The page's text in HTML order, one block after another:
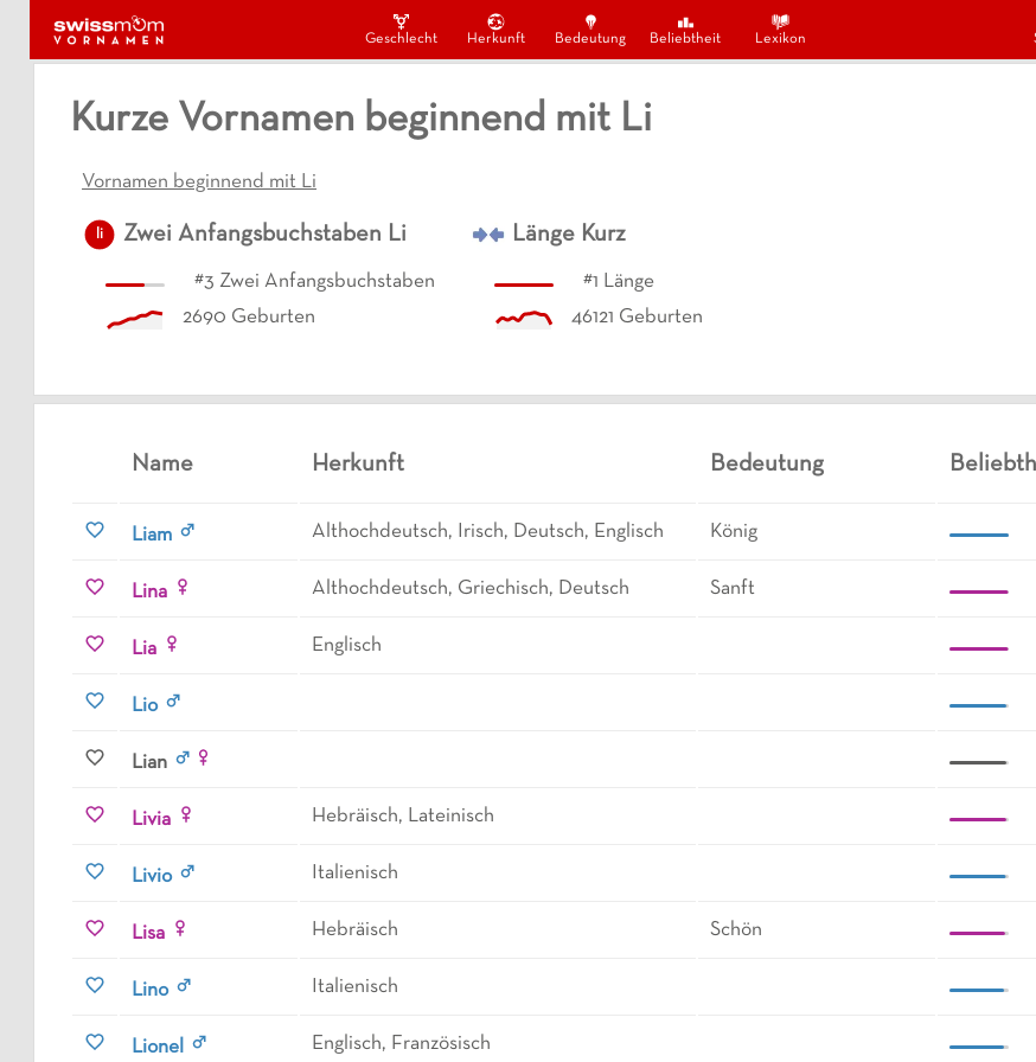
Geschlecht Herkunft Bedeutung Beliebtheit Lexikon
Kurze Vornamen beginnend mit Li
Vornamen beginnend mit Li
li Zwei Anfangsbuchstaben Li
#3 Zwei Anfangsbuchstaben
2690 Geburten
Länge Kurz
#1 Länge
46121 Geburten
Name Herkunft Bedeutung
Liam Althochdeutsch, Irisch, Deutsch, Englisch König
Lina Althochdeutsch, Griechisch, Deutsch Sanft
Lia Englisch
Lio
Lian
Livia Hebräisch, Lateinisch
Livio Italienisch
Lisa Hebräisch Schön
Lino Italienisch
Lionel Englisch, Französisch